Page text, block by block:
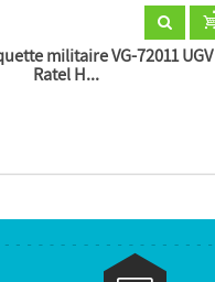
militaire VG-72011 UGV
Ratel H...